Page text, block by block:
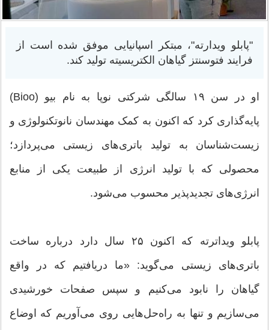
"پابلو ویدارته"، مبتکر اسپانیایی موفق شده است از
فرایند فتوسنتز گیاهان الکتریسیته تولید کند.
او در سن ۱۹ سالگی شرکتی نوپا به نام بیو (Bioo)
پایه‌گذاری کرد که اکنون به کمک مهندسان نانوتکنولوژی و
زیست‌شناسان به تولید باتری‌های زیستی می‌پردازد؛
محصولی که با تولید انرژی از طبیعت یکی از منابع
انرژی‌های تجدیدپذیر محسوب می‌شود.
پابلو ویداترته که اکنون ۲۵ سال دارد درباره ساخت
باتری‌های زیستی می‌گوید: «ما دریافتیم که در واقع
گیاهان را نابود می‌کنیم و سپس صفحات خورشیدی
می‌سازیم و تنها به راه‌حل‌هایی روی می‌آوریم که اوضاع